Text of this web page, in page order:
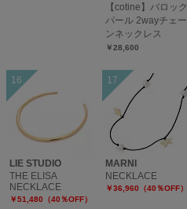
【cotine】バロック
パール 2wayチェー
ンネックレス
￥28,600
LIE STUDIO
THE ELISA
NECKLACE
￥51,480（40％OFF）
MARNI
NECKLACE
￥36,960（40％OFF）